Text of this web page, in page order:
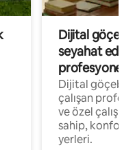
Dijital
seyahat eden
Dijital
çalışan
ve özel
sahip,
yerleri.